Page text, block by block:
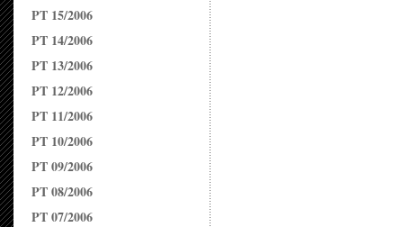
PT 15/2006
PT 14/2006
PT 13/2006
PT 12/2006
PT 11/2006
PT 10/2006
PT 09/2006
PT 08/2006
PT 07/2006